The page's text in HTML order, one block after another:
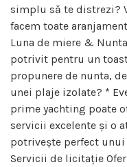
simplu să te distrezi?
facem toate
Luna de miere &
potrivit pentru un
propunere de nunta,
unei plaje izolate? *
prime yachting poate
servicii excelente și o
potrivește perfect
Servicii de licitație